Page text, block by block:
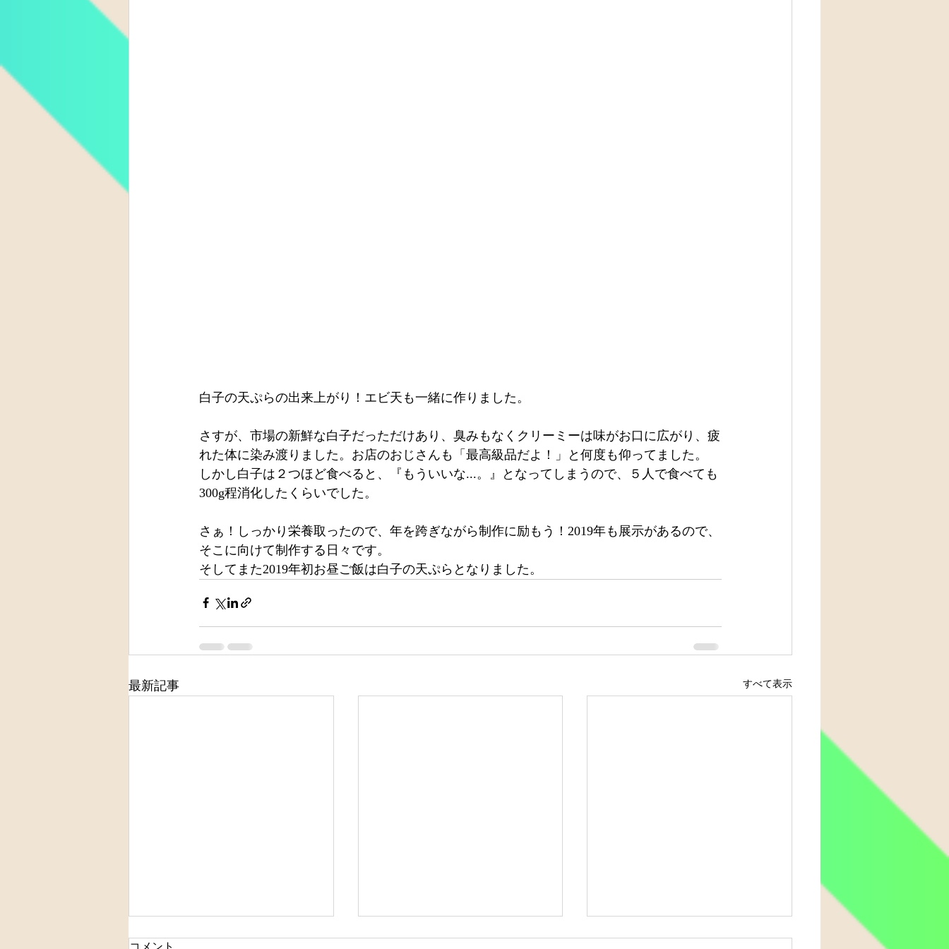
白子の天ぷらの出来上がり！エビ天も一緒に作りました。
さすが、市場の新鮮な白子だっただけあり、臭みもなくクリーミーは味がお口に広がり、疲
れた体に染み渡りました。お店のおじさんも「最高級品だよ！」と何度も仰ってました。
しかし白子は２つほど食べると、『もういいな...。』となってしまうので、５人で食べても
300g程消化したくらいでした。
さぁ！しっかり栄養取ったので、年を跨ぎながら制作に励もう！2019年も展示があるので、
そこに向けて制作する日々です。
そしてまた2019年初お昼ご飯は白子の天ぷらとなりました。
最新記事 すべて表示